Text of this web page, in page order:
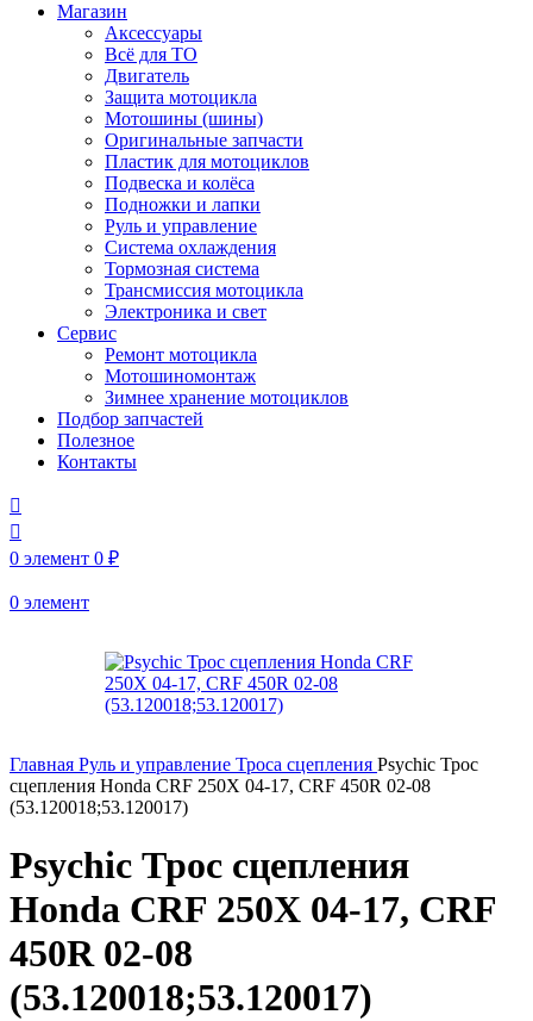
Магазин
Аксессуары
Всё для ТО
Двигатель
Защита мотоцикла
Мотошины (шины)
Оригинальные запчасти
Пластик для мотоциклов
Подвеска и колёса
Подножки и лапки
Руль и управление
Система охлаждения
Тормозная система
Трансмиссия мотоцикла
Электроника и свет
Сервис
Ремонт мотоцикла
Мотошиномонтаж
Зимнее хранение мотоциклов
Подбор запчастей
Полезное
Контакты
0 элемент 0 ₽
0 элемент
Главная Руль и управление Троса сцепления Psychic Трос
сцепления Honda CRF 250X 04-17, CRF 450R 02-08
(53.120018;53.120017)
Psychic Трос сцепления
Honda CRF 250X 04-17, CRF
450R 02-08
(53.120018;53.120017)